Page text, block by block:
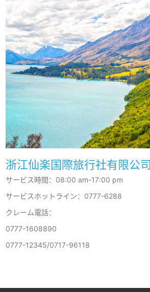
浙江仙楽国際旅行社有限公司
サービス時間：08:00 am-17:00 pm
サービスホットライン：0777-6288
クレーム電話：
0777-1608890
0777-12345/0717-96118